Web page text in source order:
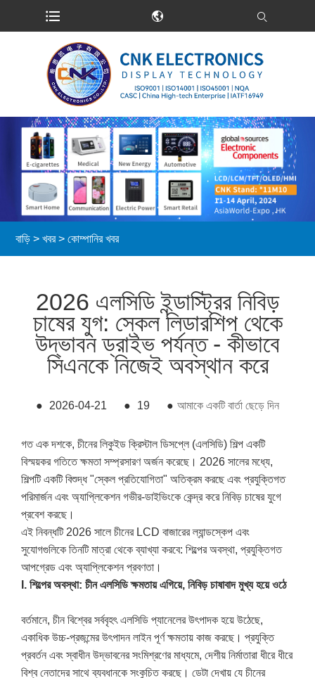
বাড়ি > খবর>কোম্পানির খবর
2026 এলসিডি ইন্ডাস্ট্রির নিবিড়
চাষের যুগ: স্কেল লিডারশিপ থেকে
উদ্ভাবন ড্রাইভ পর্যন্ত - কীভাবে
সিএনকে নিজেই অবস্থান করে
● 2026-04-21 ● 19 ● আমাকে একটি বার্তা ছেড়ে দিন
গত এক দশকে, চীনের লিকুইড ক্রিস্টাল ডিসপ্লে (এলসিডি) শিল্প একটি
বিস্ময়কর গতিতে ক্ষমতা সম্প্রসারণ অর্জন করেছে। 2026 সালের মধ্যে,
শিল্পটি একটি বিশুদ্ধ "স্কেল প্রতিযোগিতা" অতিক্রম করছে এবং প্রযুক্তিগত
পরিমার্জন এবং অ্যাপ্লিকেশন গভীর-ডাইভিংকে কেন্দ্র করে নিবিড় চাষের যুগে
প্রবেশ করছে।
এই নিবন্ধটি 2026 সালে চীনের LCD বাজারের ল্যান্ডস্কেপ এবং
সুযোগগুলিকে তিনটি মাত্রা থেকে ব্যাখ্যা করবে: শিল্পের অবস্থা, প্রযুক্তিগত
আপগ্রেড এবং অ্যাপ্লিকেশন প্রবণতা।
I. শিল্পের অবস্থা: চীন এলসিডি ক্ষমতায় এগিয়ে, নিবিড় চাষাবাদ মুখ্য হয়ে ওঠে
বর্তমানে, চীন বিশ্বের সর্ববৃহৎ এলসিডি প্যানেলের উৎপাদক হয়ে উঠেছে,
একাধিক উচ্চ-প্রজন্মের উৎপাদন লাইন পূর্ণ ক্ষমতায় কাজ করছে। প্রযুক্তি
প্রবর্তন এবং স্বাধীন উদ্ভাবনের সংমিশ্রণের মাধ্যমে, দেশীয় নির্মাতারা ধীরে ধীরে
বিশ্ব নেতাদের সাথে ব্যবধানকে সংকুচিত করছে। ডেটা দেখায় যে চীনের